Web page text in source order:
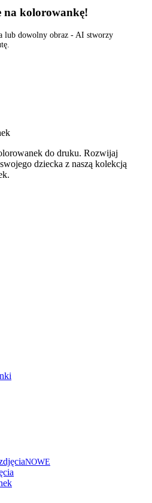
na kolorowankę!
lub dowolny obraz - AI stworzy
do druku. Rozwijaj
dziecka z naszą kolekcją
NOWE